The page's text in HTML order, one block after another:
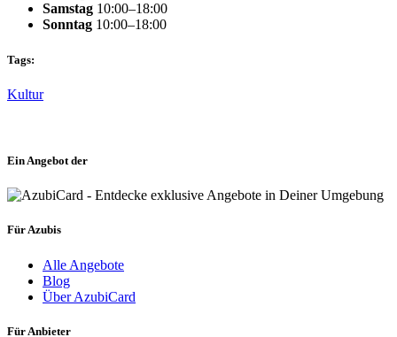
Samstag 10:00–18:00
Sonntag 10:00–18:00
Tags:
Kultur
Ein Angebot der
Für Azubis
Alle Angebote
Blog
Über AzubiCard
Für Anbieter